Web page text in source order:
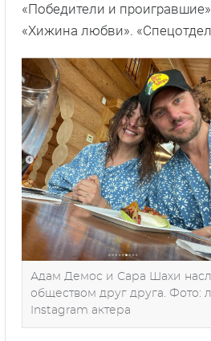
«Победители и
«Хижина любви».
Адам Демос и Сара Шахи
обществом друг друга. Фото:
Instagram актера